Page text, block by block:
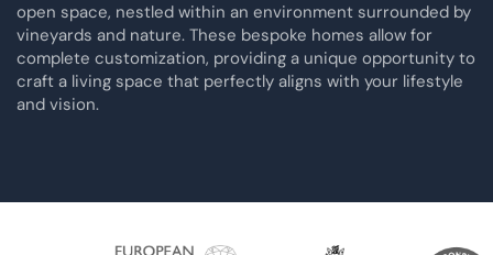
open space, nestled within an environment surrounded by
vineyards and nature. These bespoke homes allow for
complete customization, providing a unique opportunity to
craft a living space that perfectly aligns with your lifestyle
and vision.